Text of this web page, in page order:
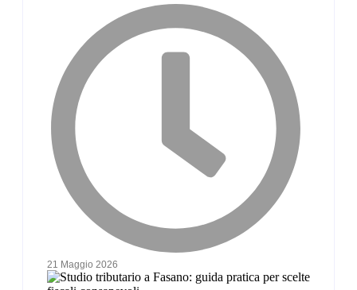
21 Maggio 2026